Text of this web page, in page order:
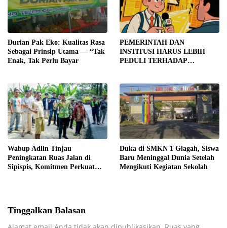
Durian Pak Eko: Kualitas Rasa
Sebagai Prinsip Utama — “Tak
Enak, Tak Perlu Bayar
PEMERINTAH DAN
INSTITUSI HARUS LEBIH
PEDULI TERHADAP
Wabup Adlin Tinjau
Peningkatan Ruas Jalan di
Sipispis, Komitmen Perkuat
Duka di SMKN 1 Glagah, Siswa
Baru Meninggal Dunia Setelah
Mengikuti Kegiatan Sekolah
Tinggalkan Balasan